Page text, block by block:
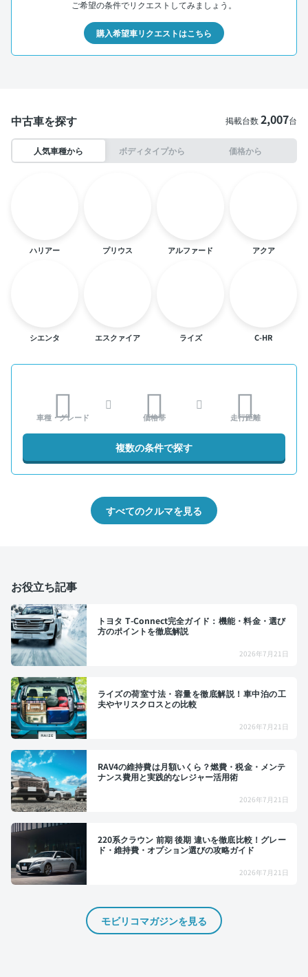
ご希望の条件でリクエストしてみましょう。
購入希望車リクエストはこちら
中古車を探す 掲載台数2,007台
人気車種から ボディタイプから 価格から
ハリアー プリウス アルファード アクア
シエンタ エスクァイア ライズ C-HR
車種・グレード 価格帯 走行距離
複数の条件で探す
すべてのクルマを見る
お役立ち記事
トヨタ T-Connect完全ガイド：機能・料金・選び
方のポイントを徹底解説
2026年7月21日
ライズの荷室寸法・容量を徹底解説！車中泊の工
夫やヤリスクロスとの比較
2026年7月21日
RAV4の維持費は月額いくら？燃費・税金・メンテ
ナンス費用と実践的なレジャー活用術
2026年7月21日
220系クラウン 前期 後期 違いを徹底比較！グレー
ド・維持費・オプション選びの攻略ガイド
2026年7月21日
モビリコマガジンを見る